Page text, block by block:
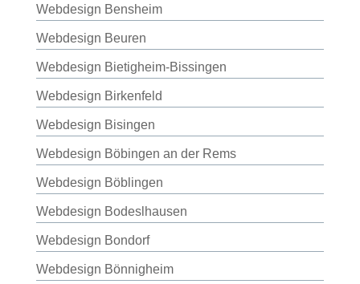
Webdesign Bensheim
Webdesign Beuren
Webdesign Bietigheim-Bissingen
Webdesign Birkenfeld
Webdesign Bisingen
Webdesign Böbingen an der Rems
Webdesign Böblingen
Webdesign Bodeslhausen
Webdesign Bondorf
Webdesign Bönnigheim